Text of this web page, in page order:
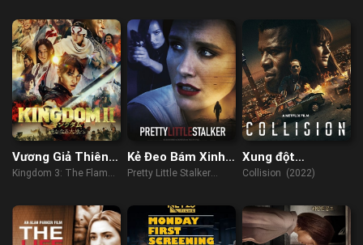
Vương Giả Thiên
Hạ 3: Ngọn Lửa
Kingdom 3: The Flame
Kẻ Đeo Bám Xinh
Đẹp
Pretty Little Stalker
Xung đột
Johannesburg
Collision (2022)